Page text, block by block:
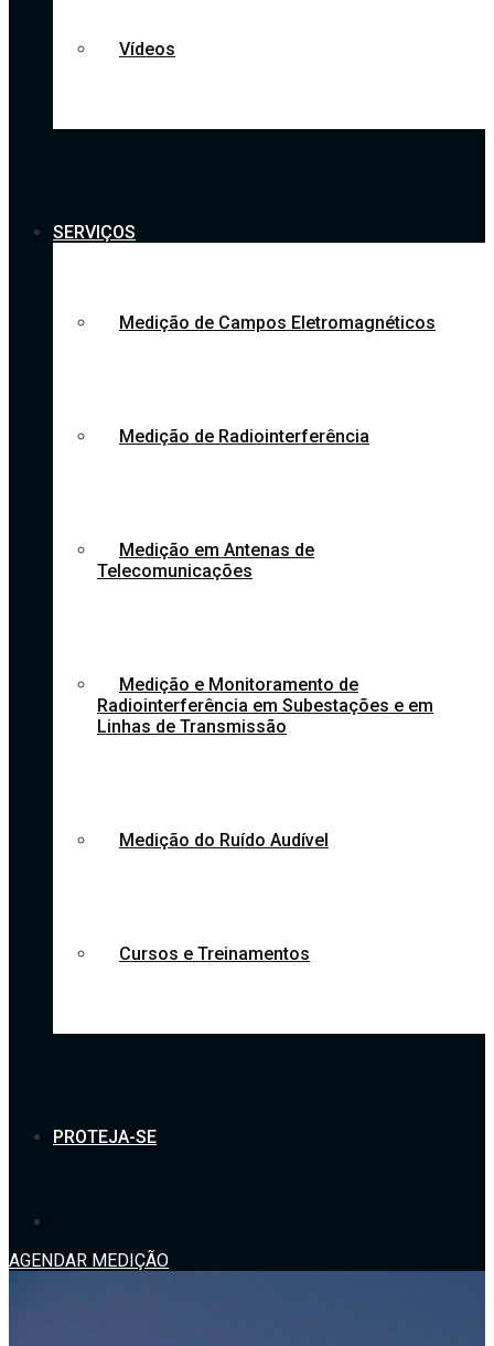
Vídeos
SERVIÇOS
Medição de Campos Eletromagnéticos
Medição de Radiointerferência
Medição em Antenas de
Telecomunicações
Medição e Monitoramento de
Radiointerferência em Subestações e em
Linhas de Transmissão
Medição do Ruído Audível
Cursos e Treinamentos
PROTEJA-SE
AGENDAR MEDIÇÃO